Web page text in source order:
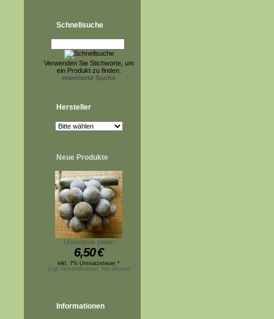
Schnellsuche
Verwenden Sie Stichworte, um
ein Produkt zu finden.
erweiterte Suche
Hersteller
Neue Produkte
Unonopsis pittieri
6,50€
inkl. 7% Umsatzsteuer *
zzgl.Versandkosten, hier klicken
Informationen